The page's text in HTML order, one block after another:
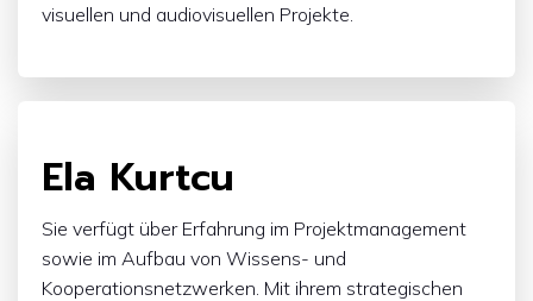
visuellen und audiovisuellen Projekte.
Ela Kurtcu
Sie verfügt über Erfahrung im Projektmanagement
sowie im Aufbau von Wissens- und
Kooperationsnetzwerken. Mit ihrem strategischen